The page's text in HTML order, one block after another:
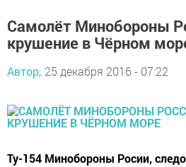
Самолёт Минобороны
крушение в Чёрном
Автор, 25 декабря 2016 - 07:22
Ту-154 Минобороны Росии,